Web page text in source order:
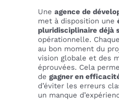
Une agence de
met à disposition une
pluridisciplinaire déjà
opérationnelle.
au bon moment du
vision globale et des
éprouvées. Cela
de gagner en
d’éviter les erreurs
un manque